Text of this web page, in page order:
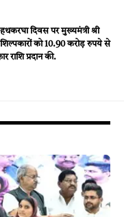
हथकरघा दिवस पर मुख्यमंत्री श्री
को 10.90 करोड़ रुपये से
राशि प्रदान की.